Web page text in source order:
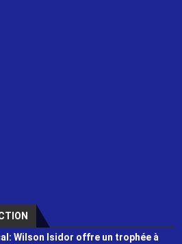
Wilson Isidor offre un trophée à